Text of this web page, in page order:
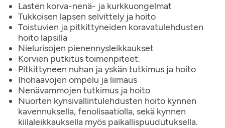
Lasten korva-nenä- ja kurkkuongelmat
Tukkoisen lapsen selvittely ja hoito
Toistuvien ja pitkittyneiden koravatulehdusten
hoito lapsilla
Nielurisojen pienennysleikkaukset
Korvien putkitus toimenpiteet.
Pitkittyneen nuhan ja yskän tutkimus ja hoito
Ihohaavojen ompelu ja liimaus
Nenävammojen tutkimus ja hoito
Nuorten kynsivallintulehdusten hoito kynnen
kavennuksella, fenolisaatiolla, sekä kynnen
kiilaleikkauksella myös paikallispuudutuksella.